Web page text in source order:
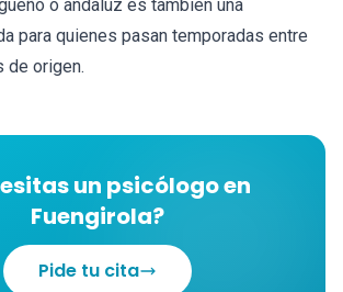
o andaluz es también una
para quienes pasan temporadas entre
de origen.
un psicólogo en
Fuengirola?
Pide tu cita